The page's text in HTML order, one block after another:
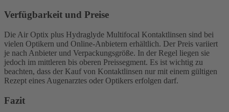
Verfügbarkeit und Preise
Die Air Optix plus Hydraglyde Multifocal Kontaktlinsen sind bei
vielen Optikern und Online-Anbietern erhältlich. Der Preis variiert
je nach Anbieter und Verpackungsgröße. In der Regel liegen sie
jedoch im mittleren bis oberen Preissegment. Es ist wichtig zu
beachten, dass der Kauf von Kontaktlinsen nur mit einem gültigen
Rezept eines Augenarztes oder Optikers erfolgen darf.
Fazit